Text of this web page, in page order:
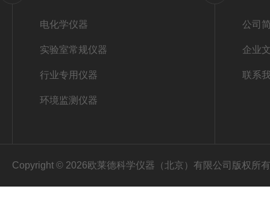
电化学仪器
实验室常规仪器
行业专用仪器
环境监测仪器
公司
企业
联系
Copyright © 2026欧莱德科学仪器（北京）有限公司版权